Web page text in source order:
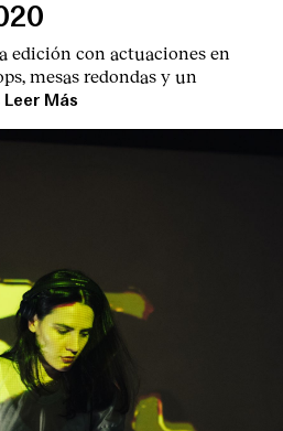
edición con actuaciones en
mesas redondas y un
Leer Más